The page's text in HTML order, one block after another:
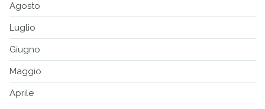
Agosto
Luglio
Giugno
Maggio
Aprile